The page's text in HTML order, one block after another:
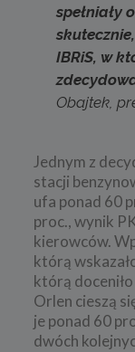
spełniały
IBRiS, w
Obajtek,
Jednym z
stacji
ufa ponad 60
proc., wynik
kierowców.
którą
którą
Orlen cieszą
je ponad 60
dwóch